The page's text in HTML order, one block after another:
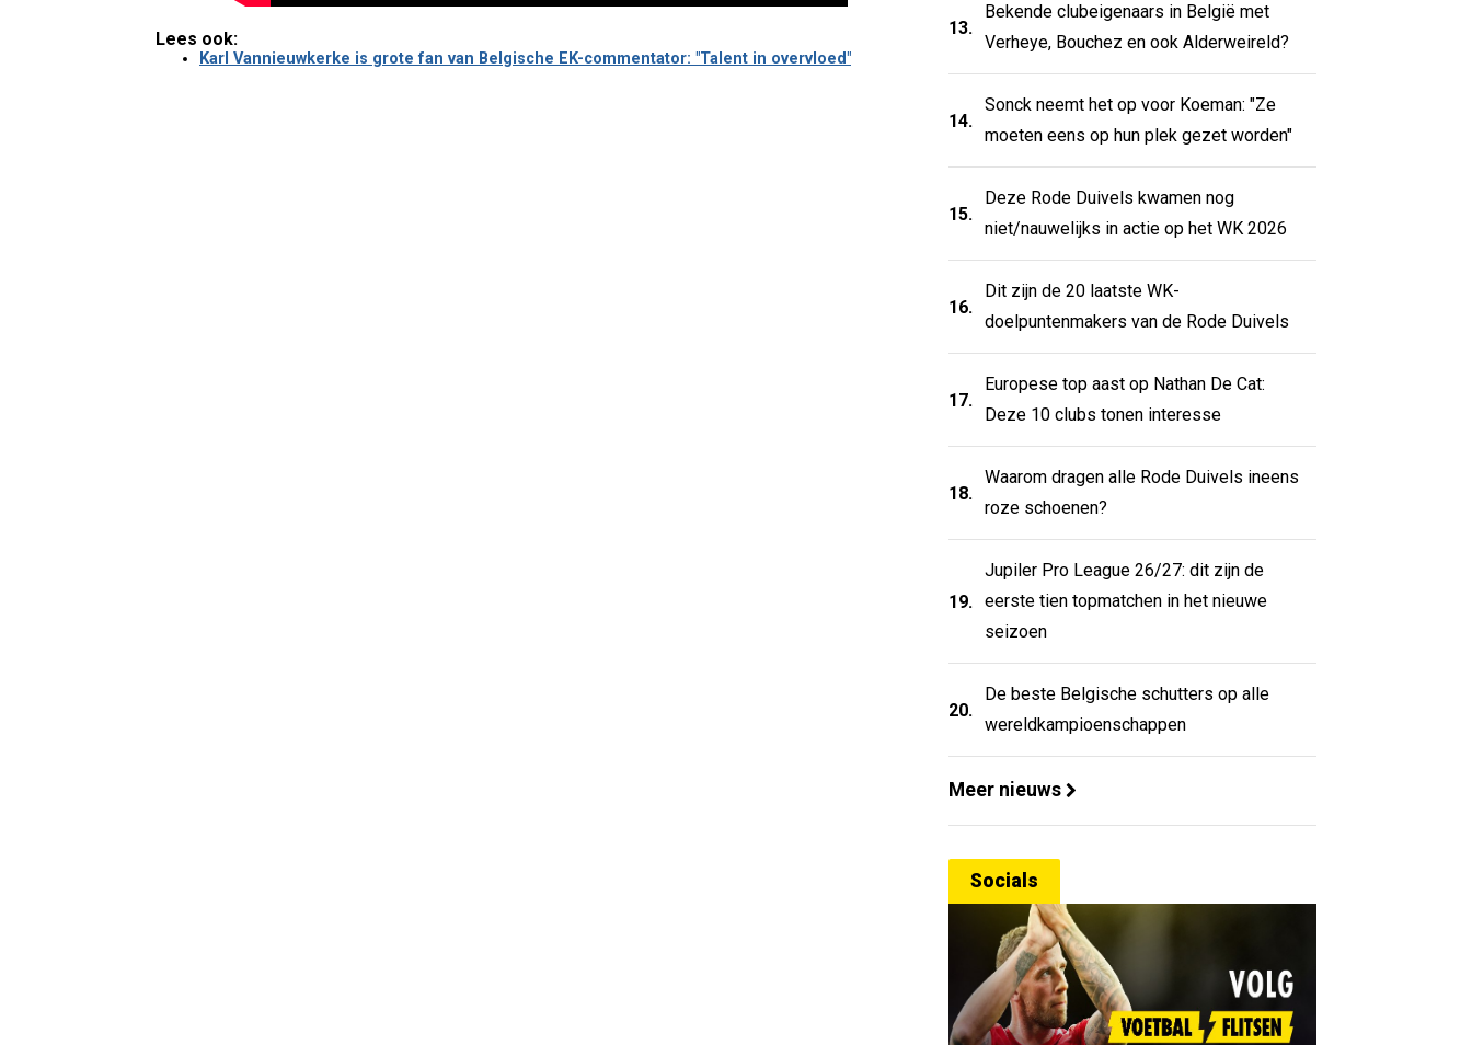
Lees ook:
Karl Vannieuwkerke is grote fan van Belgische EK-commentator: "Talent in overvloed"
13.
Bekende clubeigenaars in België met
Verheye, Bouchez en ook Alderweireld?
14.
Sonck neemt het op voor Koeman: "Ze
moeten eens op hun plek gezet worden"
15.
Deze Rode Duivels kwamen nog
niet/nauwelijks in actie op het WK 2026
16.
Dit zijn de 20 laatste WK-
doelpuntenmakers van de Rode Duivels
17.
Europese top aast op Nathan De Cat:
Deze 10 clubs tonen interesse
18.
Waarom dragen alle Rode Duivels ineens
roze schoenen?
19.
Jupiler Pro League 26/27: dit zijn de
eerste tien topmatchen in het nieuwe
seizoen
20.
De beste Belgische schutters op alle
wereldkampioenschappen
Meer nieuws
Socials